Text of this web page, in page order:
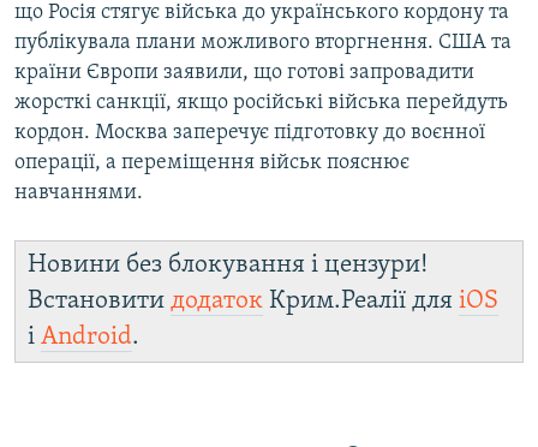
що Росія стягує війська до українського кордону та
публікувала плани можливого вторгнення. США та
країни Європи заявили, що готові запровадити
жорсткі санкції, якщо російські війська перейдуть
кордон. Москва заперечує підготовку до воєнної
операції, а переміщення військ пояснює
навчаннями.
Новини без блокування і цензури!
Встановити додаток Крим.Реалії для iOS
і Android.